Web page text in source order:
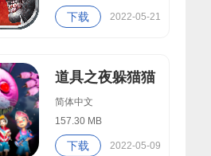
下载 2022-05-21
道具之夜躲猫猫
简体中文
157.30 MB
下载 2022-05-09